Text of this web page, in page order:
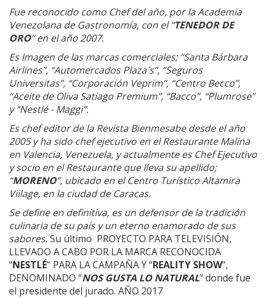
Fue reconocido como Chef del año, por la Academia
Venezolana de Gastronomía, con el “TENEDOR DE
ORO” en el año 2007.
Es Imagen de las marcas comerciales; “Santa Bárbara
Airlines”, “Automercados Plaza`s”, “Seguros
Universitas”, “Corporación Veprim”, “Centro Becco”,
“Aceite de Oliva Satiago Premium”, “Bacco”, “Plumrose”
y “Nestlé - Maggi”.
Es chef editor de la Revista Bienmesabe desde el año
2005 y ha sido chef ejecutivo en el Restaurante Malina
en Valencia, Venezuela, y actualmente es Chef Ejecutivo
y socio en el Restaurante que lleva su apellido;
“MORENO”, ubicado en el Centro Turístico Altamira
Viilage, en la ciudad de Caracas.
Se define en definitiva, es un defensor de la tradición
culinaria de su país y un eterno enamorado de sus
sabores.Su último PROYECTO PARA TELEVISIÓN,
LLEVADO A CABO POR LA MARCA RECONOCIDA
“NESTLÉ” PARA LA CAMPAÑA Y “REALITY SHOW”,
DENOMINADO “NOS GUSTA LO NATURAL” donde fue
el presidente del jurado. AÑO 2017